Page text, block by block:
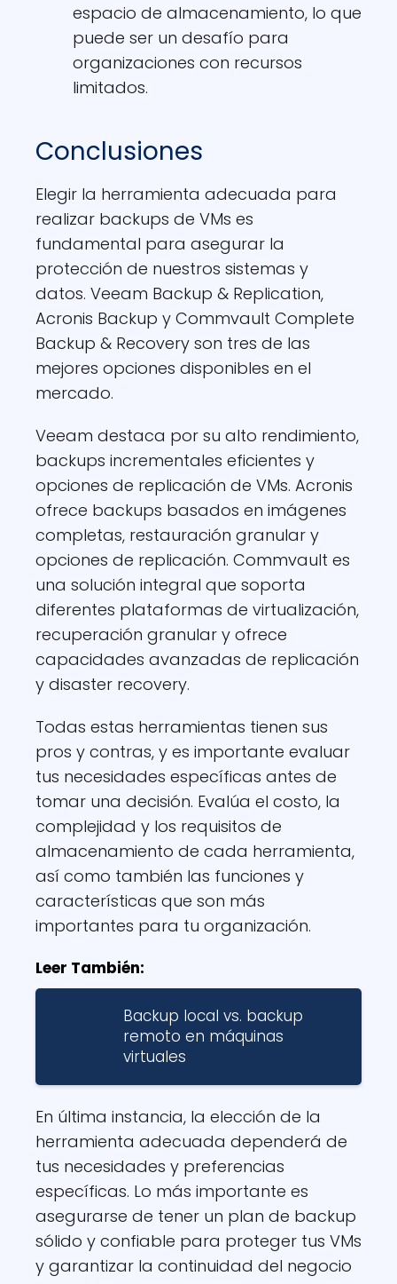
espacio de almacenamiento, lo que
puede ser un desafío para
organizaciones con recursos
limitados.
Conclusiones
Elegir la herramienta adecuada para
realizar backups de VMs es
fundamental para asegurar la
protección de nuestros sistemas y
datos. Veeam Backup & Replication,
Acronis Backup y Commvault Complete
Backup & Recovery son tres de las
mejores opciones disponibles en el
mercado.
Veeam destaca por su alto rendimiento,
backups incrementales eficientes y
opciones de replicación de VMs. Acronis
ofrece backups basados en imágenes
completas, restauración granular y
opciones de replicación. Commvault es
una solución integral que soporta
diferentes plataformas de virtualización,
recuperación granular y ofrece
capacidades avanzadas de replicación
y disaster recovery.
Todas estas herramientas tienen sus
pros y contras, y es importante evaluar
tus necesidades específicas antes de
tomar una decisión. Evalúa el costo, la
complejidad y los requisitos de
almacenamiento de cada herramienta,
así como también las funciones y
características que son más
importantes para tu organización.
Leer También:
Backup local vs. backup
remoto en máquinas
virtuales
En última instancia, la elección de la
herramienta adecuada dependerá de
tus necesidades y preferencias
específicas. Lo más importante es
asegurarse de tener un plan de backup
sólido y confiable para proteger tus VMs
y garantizar la continuidad del negocio